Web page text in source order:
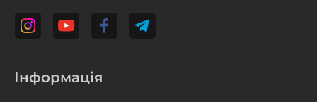
Інформація